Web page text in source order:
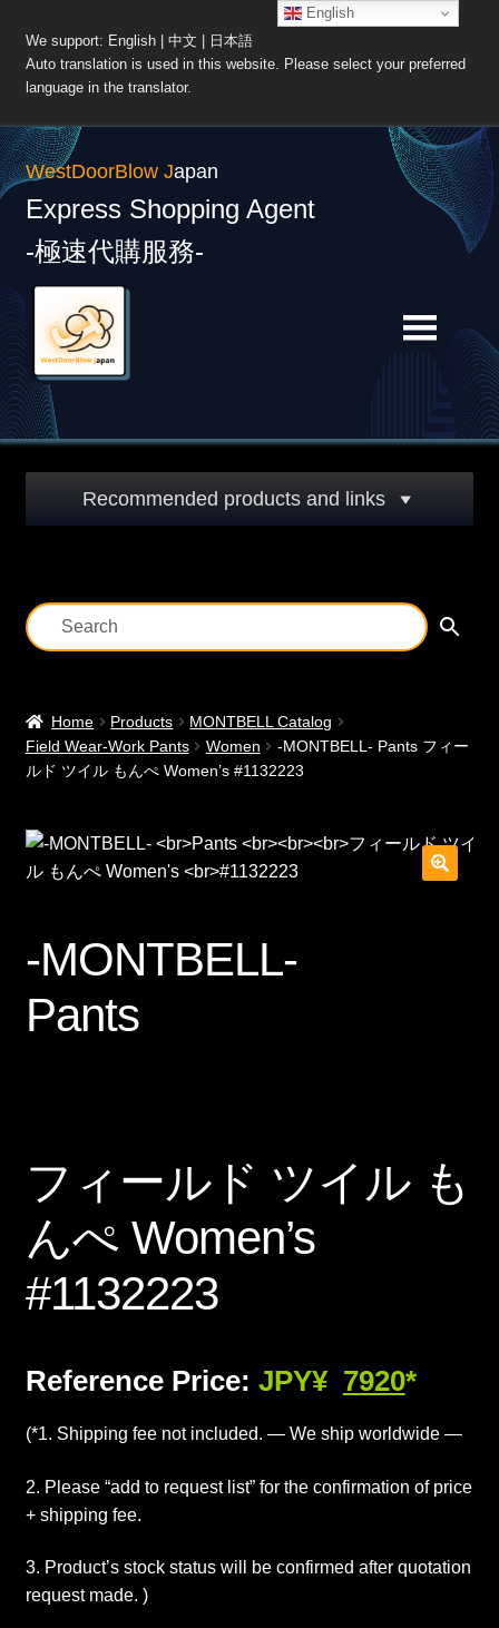
We support: English | 中文 | 日本語
Auto translation is used in this website. Please select your preferred
language in the translator.
WestDoorBlow Japan
Express Shopping Agent
-極速代購服務-
Skip
to
navigation
Skip
to
content
Recommended products and links
Home Products
MONTBELL Catalog
Field Wear-Work Pants
Women
-MONTBELL- Pants フィー
ルド ツイル もんぺ Women’s #1132223
-MONTBELL-
Pants
フィールド ツイル も
んぺ Women’s
#1132223
Reference Price: JPY¥ 7920*
(*1. Shipping fee not included. — We ship worldwide —
2. Please “add to request list” for the confirmation of price
+ shipping fee.
3. Product’s stock status will be confirmed after quotation
request made. )
English